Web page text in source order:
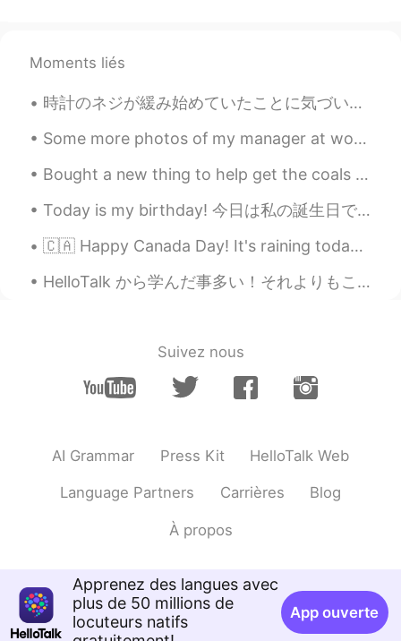
我来说那片DVD不仅是一个DVD而是一
心惊肉跳 。
为对我来说那片DVD不仅是一个DVD而
我怦然 心动 。
Else 2020.06.07 06:01
CN EN
@Ken哥 找一个合适的四字词语代替你在文
中这个位置好难啊😂😂😂，刚才一直在想都
Ken哥 2020.06.07 05:45
感动。可以给我一个适合的代替吗
枫叶和七颗星星 2020.06.07 05:44
哈哈哈 2020.06.07 05:44
CN EN
Moments liés
時計のネジが緩み始めていたことに気づいたので近くの修理店でネジをきちんと締め直しを依頼に持って行きました。 店内に入ると、店主さん、奥さん、息子さんが皆んな温かく迎えてくれました。時計を息子さ...
Some more photos of my manager at work. Isn't she cute? 😊 Her name is Minamoto no Yoritomo〜 もっと可...
Bought a new thing to help get the coals hot fast. I'm going to bring this thing back to China w...
Today is my birthday! 今日は私の誕生日です！ I went for a nice walk in the Sunshine. 私はサンシャインで素敵な散歩に行きました。 ...
🇨🇦 Happy Canada Day! It's raining today in Vancouver but it's still a day to celebrate how awesom...
HelloTalk から学んだ事多い！それよりもこのアプリからめっちゃいい友達できました。好きな人もできたんけ別れちゃった！でも一番学んだ事は、人の事すぐ信じるのは絶対ダメ。一か月話しても分かん...
Suivez nous
AI Grammar Press Kit HelloTalk Web
Language Partners Carrières Blog
À propos
Apprenez des langues avec
plus de 50 millions de
locuteurs natifs
App ouverte